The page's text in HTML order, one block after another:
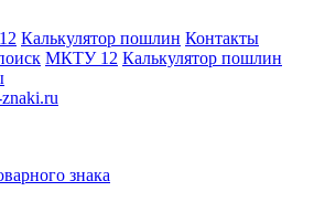
Калькулятор пошлин Контакты
МКТУ 12 Калькулятор пошлин
знака